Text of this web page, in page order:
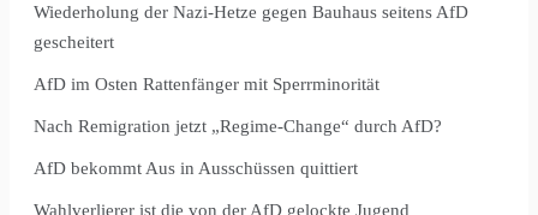
Wiederholung der Nazi-Hetze gegen Bauhaus seitens AfD
gescheitert
AfD im Osten Rattenfänger mit Sperrminorität
Nach Remigration jetzt „Regime-Change“ durch AfD?
AfD bekommt Aus in Ausschüssen quittiert
Wahlverlierer ist die von der AfD gelockte Jugend